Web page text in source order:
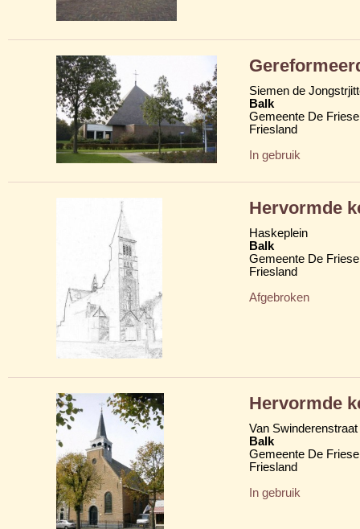
Siemen de
Balk
Gemeente De
Friesland
In gebruik
Hervormde
Haskeplein
Balk
Gemeente De
Friesland
Afgebroken
Hervormde
Van Swinderenstraat
Balk
Gemeente De
Friesland
In gebruik